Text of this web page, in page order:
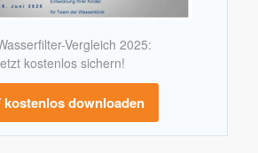
Vergleich 2025:
kostenlos sichern!
kostenlos downloaden